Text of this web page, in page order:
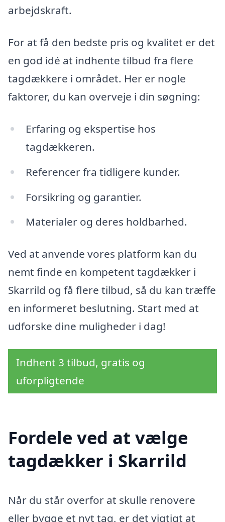
arbejdskraft.
For at få den bedste pris og kvalitet er det
en god idé at indhente tilbud fra flere
tagdækkere i området. Her er nogle
faktorer, du kan overveje i din søgning:
Erfaring og ekspertise hos
tagdækkeren.
Referencer fra tidligere kunder.
Forsikring og garantier.
Materialer og deres holdbarhed.
Ved at anvende vores platform kan du
nemt finde en kompetent tagdækker i
Skarrild og få flere tilbud, så du kan træffe
en informeret beslutning. Start med at
udforske dine muligheder i dag!
Indhent 3 tilbud, gratis og
uforpligtende
Fordele ved at vælge
tagdækker i Skarrild
Når du står overfor at skulle renovere
eller bygge et nyt tag, er det vigtigt at